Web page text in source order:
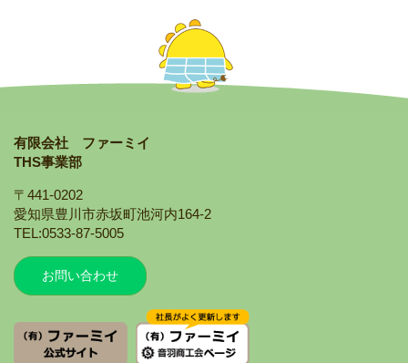
有限会社 ファーミイ
THS事業部
〒441-0202
愛知県豊川市赤坂町池河内164-2
TEL:0533-87-5005
お問い合わせ